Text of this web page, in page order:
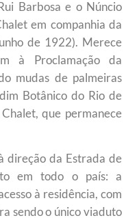
Barbosa e o Núncio
em companhia da
de 1922). Merece
à Proclamação da
mudas de palmeiras
Botânico do Rio de
que permanece
direção da Estrada de
em todo o país: a
à residência, com
sendo o único viaduto